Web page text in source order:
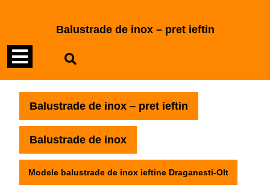
Balustrade de inox – pret ieftin
Open
Menu
Balustrade de inox – pret ieftin
Balustrade de inox
Modele balustrade de inox ieftine Draganesti-Olt